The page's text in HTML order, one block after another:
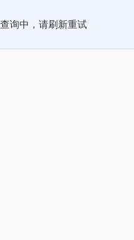
询中，请刷新重试